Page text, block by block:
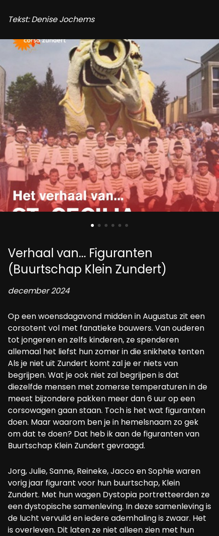
Tekst: Denise Jochems
Verhaal van... Figuranten
(Buurtschap Klein Zundert)
december 2024
Op een woensdagavond midden in Augustus zit een
corsotent vol met fanatieke bouwers. Van ouderen
tot jongeren en zelfs kinderen, ze spenderen
allemaal het liefst hun zomer in die snikhete tenten
Als je niet uit Zundert komt zal je er niets van
begrijpen. Wat je ook niet zal begrijpen is dat
diezelfde mensen met zomerse temperaturen in de
meest bijzondere pakken meer dan 6 uur op een
corsowagen gaan staan. Toch is het wat figuranten
doen. Maar waarom ben je in hemelsnaam zo gek
om dat te doen? Dat heb ik aan de figuranten van
Buurtschap Klein Zundert gevraagd.
Jorg, Julie, Sanne, Reineke, Jacco en Sophie waren
vorig jaar figurant voor hun buurtschap, Klein
Zundert. Met hun wagen Dystopia portretteerden ze
een dystopische samenleving. In deze samenleving is
de lucht vervuild en iedere ademhaling is zwaar. Het
is overleven. Dit laten ze niet alleen zien met hun